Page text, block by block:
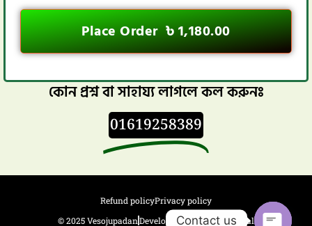
Place Order ৳ 1,180.00
কোন প্রশ্ন বা সাহায্য লাগলে কল করুনঃ
01619258389
Refund policyPrivacy policy
© 2025 VesojupadanDeveloped By Netpilot Digital
Contact us